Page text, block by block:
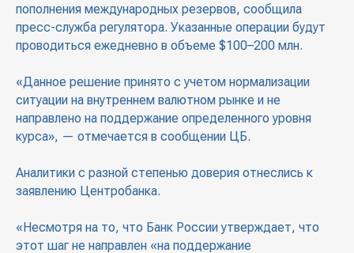
пополнения международных резервов, сообщила
пресс-служба регулятора. Указанные операции будут
проводиться ежедневно в объеме $100–200 млн.
«Данное решение принято с учетом нормализации
ситуации на внутреннем валютном рынке и не
направлено на поддержание определенного уровня
курса», — отмечается в сообщении ЦБ.
Аналитики с разной степенью доверия отнеслись к
заявлению Центробанка.
«Несмотря на то, что Банк России утверждает, что
этот шаг не направлен «на поддержание